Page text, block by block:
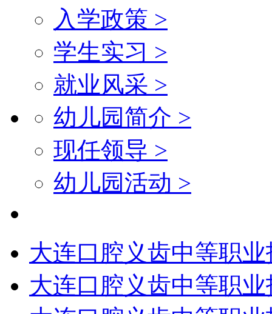
入学政策 >
学生实习 >
就业风采 >
幼儿园简介 >
现任领导 >
幼儿园活动 >
大连口腔义齿中等职
大连口腔义齿中等职